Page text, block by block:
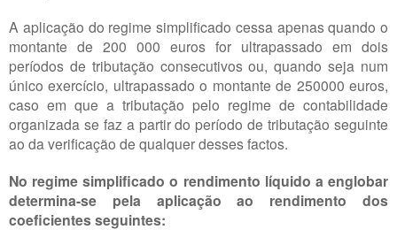
A aplicação do regime simplificado cessa apenas quando o
montante de 200 000 euros for ultrapassado em dois
períodos de tributação consecutivos ou, quando seja num
único exercício, ultrapassado o montante de 250000 euros,
caso em que a tributação pelo regime de contabilidade
organizada se faz a partir do período de tributação seguinte
ao da verificação de qualquer desses factos.
No regime simplificado o rendimento líquido a englobar
determina-se pela aplicação ao rendimento dos
coeficientes seguintes: